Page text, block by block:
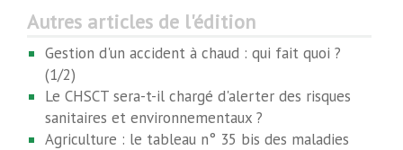
Autres articles de l'édition
Gestion d'un accident à chaud : qui fait quoi ?
(1/2)
Le CHSCT sera-t-il chargé d'alerter des risques
sanitaires et environnementaux ?
Agriculture : le tableau n° 35 bis des maladies